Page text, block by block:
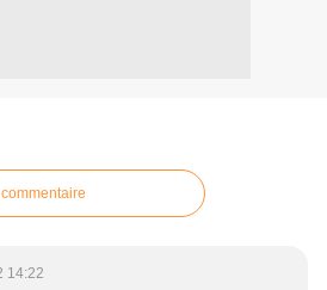
14:22